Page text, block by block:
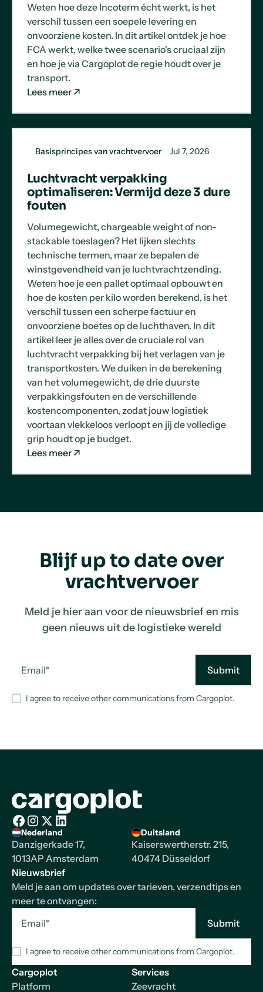
Weten hoe deze Incoterm écht werkt, is het
verschil tussen een soepele levering en
onvoorziene kosten. In dit artikel ontdek je hoe
FCA werkt, welke twee scenario's cruciaal zijn
en hoe je via Cargoplot de regie houdt over je
transport.
Lees meer
Basisprincipes van vrachtvervoer Jul 7, 2026
Luchtvracht verpakking
optimaliseren: Vermijd deze 3 dure
fouten
Volumegewicht, chargeable weight of non-
stackable toeslagen? Het lijken slechts
technische termen, maar ze bepalen de
winstgevendheid van je luchtvrachtzending.
Weten hoe je een pallet optimaal opbouwt en
hoe de kosten per kilo worden berekend, is het
verschil tussen een scherpe factuur en
onvoorziene boetes op de luchthaven. In dit
artikel leer je alles over de cruciale rol van
luchtvracht verpakking bij het verlagen van je
transportkosten. We duiken in de berekening
van het volumegewicht, de drie duurste
verpakkingsfouten en de verschillende
kostencomponenten, zodat jouw logistiek
voortaan vlekkeloos verloopt en jij de volledige
grip houdt op je budget.
Lees meer
Blijf up to date over
vrachtvervoer
Meld je hier aan voor de nieuwsbrief en mis
geen nieuws uit de logistieke wereld
I agree to receive other communications from Cargoplot.
Homepage
Facebook
Instagram
X/Twitter
LinkedIn
Nederland
Danzigerkade 17,
1013AP Amsterdam
Duitsland
Kaiserswertherstr. 215,
40474 Düsseldorf
Cargoplot
Platform
Services
Zeevracht
Nieuwsbrief
Meld je aan om updates over tarieven, verzendtips en
meer te ontvangen:
I agree to receive other communications from Cargoplot.